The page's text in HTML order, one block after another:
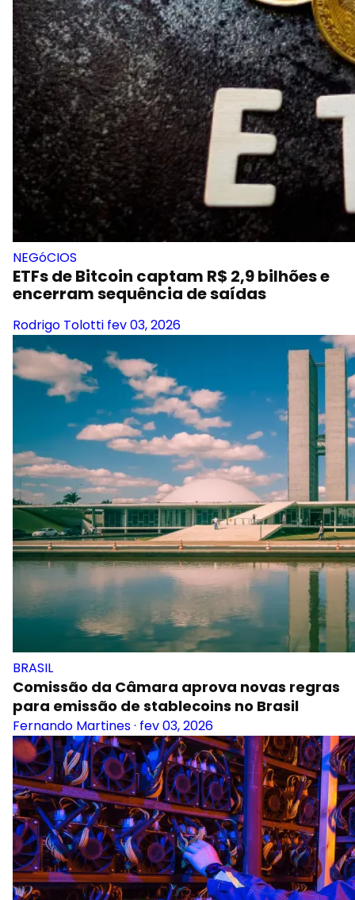
NEGóCIOS
ETFs de Bitcoin captam R$ 2,9 bilhões e
encerram sequência de saídas
Rodrigo Tolotti fev 03, 2026
BRASIL
Comissão da Câmara aprova novas regras
para emissão de stablecoins no Brasil
Fernando Martines· fev 03, 2026